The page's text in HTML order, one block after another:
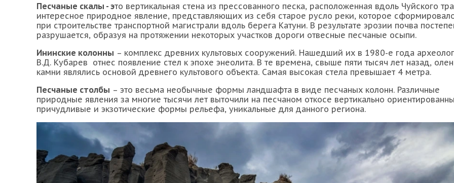
Песчаные скалы - это вертикальная стена из прессованного песка, расположенная вдоль Чуйского
интересное природное явление, представляющих из себя старое русло реки, которое
при строительстве транспортной магистрали вдоль берега Катуни. В результате эрозии почва
разрушается, образуя на протяжении некоторых участков дороги отвесные песчаные осыпи.
Ининские колонны – комплекс древних культовых сооружений. Нашедший их в 1980-е года археолог
В.Д. Кубарев отнес появление стел к эпохе энеолита. В те времена, свыше пяти тысяч лет назад,
камни являлись основой древнего культового объекта. Самая высокая стела превышает 4 метра.
Песчаные столбы – это весьма необычные формы ландшафта в виде песчаных колонн. Различные
природные явления за многие тысячи лет выточили на песчаном откосе вертикально
причудливые и экзотические формы рельефа, уникальные для данного региона.